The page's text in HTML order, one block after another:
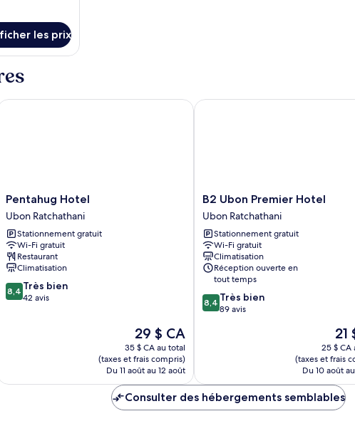
les prix
Pentahug
Hotel
Ubon
Ratchathani
Pentahug Hotel
Ubon Ratchathani
Stationnement gratuit
Wi-Fi gratuit
Restaurant
Climatisation
8.4
sur
8,4 Très bien
42 avis
Le
prix
est
de
29 $ CA
29 $ CA
35 $ CA au total
(taxes et frais compris)
Du 11 août au 12 août
Hotel
B2
Ubon
Premier
Hotel
Ubon
Ratchathani
B2 Ubon Premier Hotel
Ubon Ratchathani
Stationnement gratuit
Wi-Fi gratuit
Climatisation
Réception ouverte en
tout temps
8.4
sur
8,4 Très bien
89 avis
Le
prix
est
de
21 $
21
25 $ CA
(taxes et frais
Du 10 août
B2 Ubon Premier Hotel
Consulter des hébergements semblables